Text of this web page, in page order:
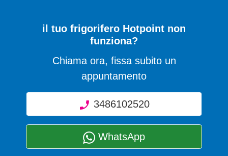
il tuo frigorifero Hotpoint non
funziona?
Chiama ora, fissa subito un
appuntamento
3486102520
WhatsApp